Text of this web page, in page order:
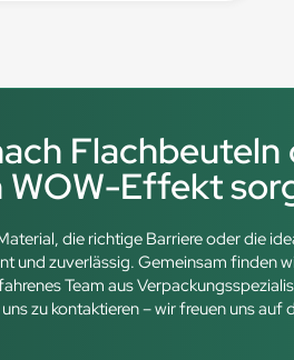
WOW-Effekt
die richtige Barriere oder die
und zuverlässig. Gemeinsam finden
Team aus
zu kontaktieren – wir freuen uns auf